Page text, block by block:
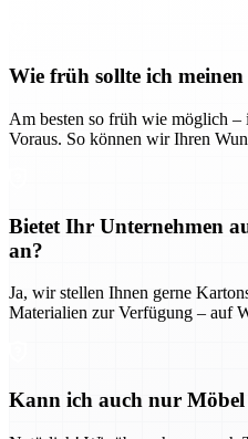
Wie früh sollte ich
Am besten so früh wie möglich –
Voraus. So können wir Ihren
Bietet Ihr Unternehmen
an?
Ja, wir stellen Ihnen gerne
Materialien zur Verfügung – auf
Kann ich auch nur Möbel